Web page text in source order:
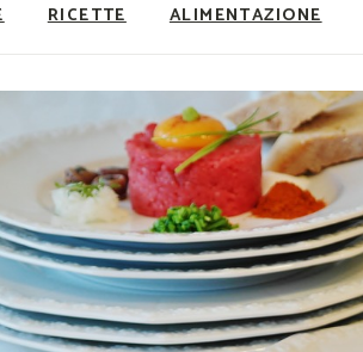
RICETTE
Ricette Facili e Veloci
Ricette Primi Piatti
Ricette Antipasti
Ricette Dolci
Ricette Carne
Ricette Secondi
Ricette Pizze e Rustici
ALIMENTAZIONE
Utility
Super Alimenti
Nutrizionista a tavola
Ricette Vegetariane
Ricette Vegane
Rumors